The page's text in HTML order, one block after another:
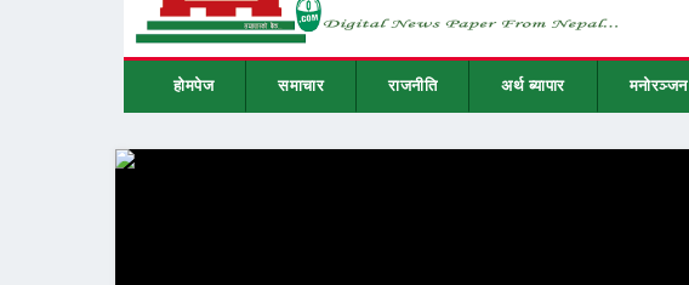
होमपेज समाचार राजनीति अर्थ ब्यापार मनोरञ्जन